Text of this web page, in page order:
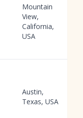
Mountain
View,
California,
USA
Austin,
Texas, USA